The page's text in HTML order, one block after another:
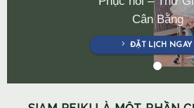
Cân Bằng
ĐẶT LỊCH NGAY